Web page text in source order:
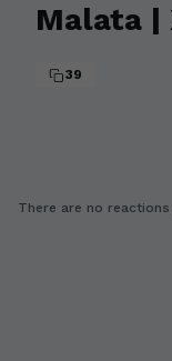
Malata |
39
There are no